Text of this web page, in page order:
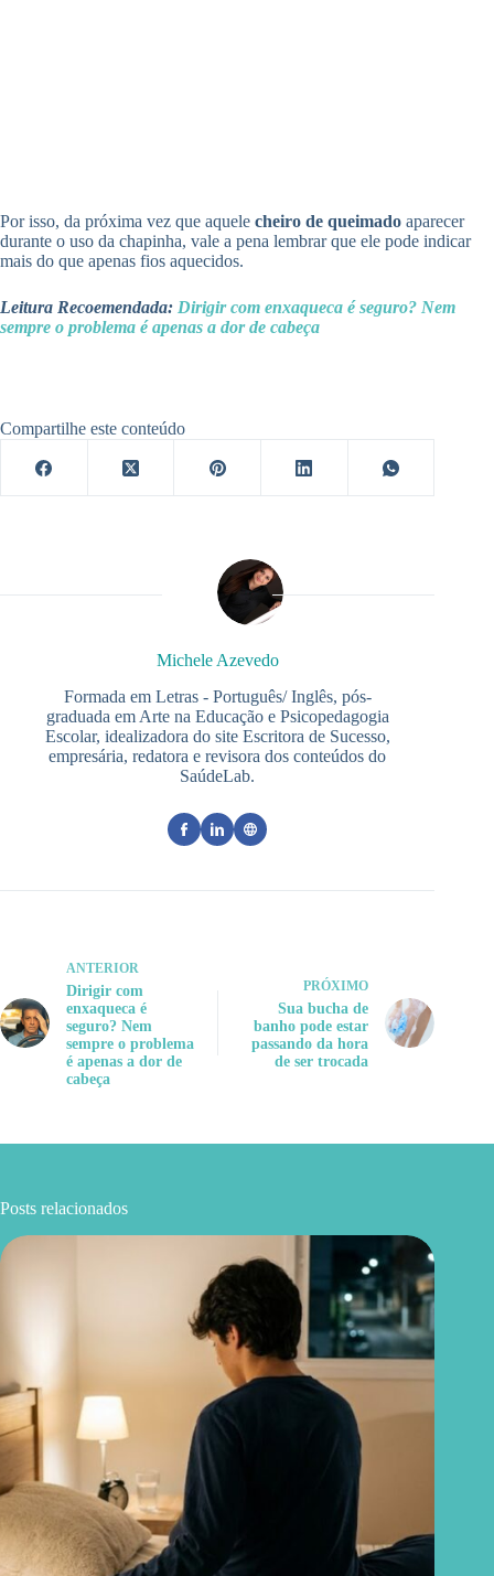
Por isso, da próxima vez que aquele cheiro de queimado aparecer
durante o uso da chapinha, vale a pena lembrar que ele pode indicar
mais do que apenas fios aquecidos.
Leitura Recoemendada: Dirigir com enxaqueca é seguro? Nem
sempre o problema é apenas a dor de cabeça
Compartilhe este conteúdo
Michele Azevedo
Formada em Letras - Português/ Inglês, pós-
graduada em Arte na Educação e Psicopedagogia
Escolar, idealizadora do site Escritora de Sucesso,
empresária, redatora e revisora dos conteúdos do
SaúdeLab.
ANTERIOR
Dirigir com
enxaqueca é
seguro? Nem
sempre o problema
é apenas a dor de
cabeça
PRÓXIMO
Sua bucha de
banho pode estar
passando da hora
de ser trocada
Posts relacionados